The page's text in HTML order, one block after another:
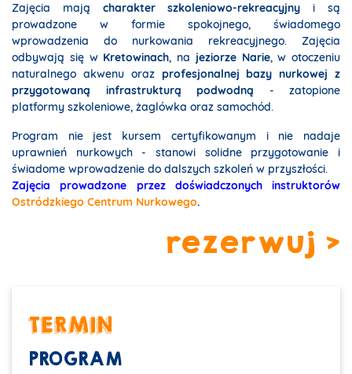
Zajęcia mają charakter szkoleniowo-rekreacyjny i są
prowadzone w formie spokojnego, świadomego
wprowadzenia do nurkowania rekreacyjnego. Zajęcia
odbywają się w Kretowinach, na jeziorze Narie, w otoczeniu
naturalnego akwenu oraz profesjonalnej bazy nurkowej z
przygotowaną infrastrukturą podwodną - zatopione
platformy szkoleniowe, żaglówka oraz samochód.
Program nie jest kursem certyfikowanym i nie nadaje
uprawnień nurkowych - stanowi solidne przygotowanie i
świadome wprowadzenie do dalszych szkoleń w przyszłości.
Zajęcia prowadzone przez doświadczonych instruktorów
Ostródzkiego Centrum Nurkowego.
rezerwuj >
TERMIN
PROGRAM